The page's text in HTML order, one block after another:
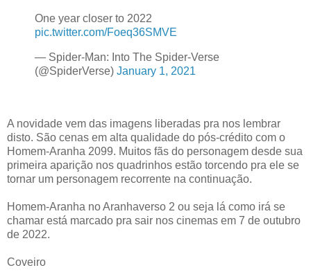
One year closer to 2022
pic.twitter.com/Foeq36SMVE
— Spider-Man: Into The Spider-Verse
(@SpiderVerse) January 1, 2021
A novidade vem das imagens liberadas pra nos lembrar
disto. São cenas em alta qualidade do pós-crédito com o
Homem-Aranha 2099. Muitos fãs do personagem desde sua
primeira aparição nos quadrinhos estão torcendo pra ele se
tornar um personagem recorrente na continuação.
Homem-Aranha no Aranhaverso 2 ou seja lá como irá se
chamar está marcado pra sair nos cinemas em 7 de outubro
de 2022.
Coveiro